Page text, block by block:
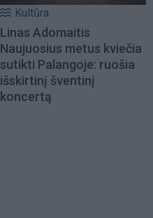
Kultūra
Linas Adomaitis
Naujuosius metus kviečia
sutikti Palangoje: ruošia
išskirtinį šventinį
koncertą